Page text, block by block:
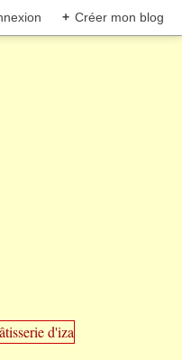
+ Créer mon blog